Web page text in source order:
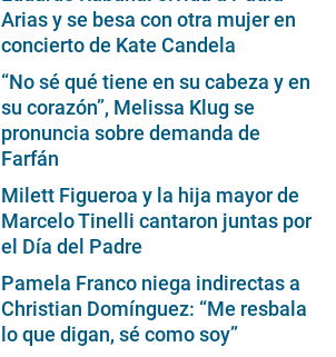
Arias y se besa con otra mujer en
concierto de Kate Candela
“No sé qué tiene en su cabeza y en
su corazón”, Melissa Klug se
pronuncia sobre demanda de
Farfán
Milett Figueroa y la hija mayor de
Marcelo Tinelli cantaron juntas por
el Día del Padre
Pamela Franco niega indirectas a
Christian Domínguez: “Me resbala
lo que digan, sé como soy”